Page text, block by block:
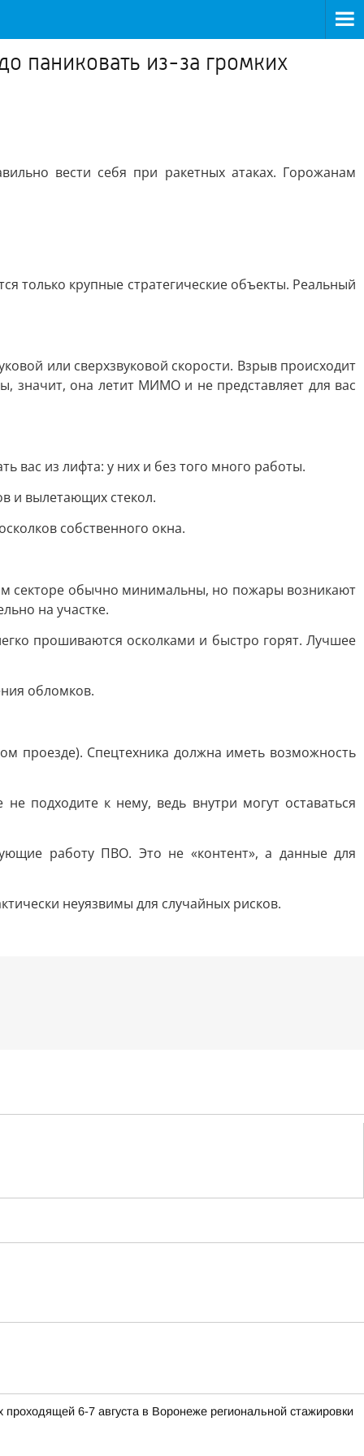
паниковать из-за громких
вести себя при ракетных атаках. Горожанам
только крупные стратегические объекты. Реальный
или сверхзвуковой скорости. Взрыв происходит
значит, она летит МИМО и не представляет для вас
вас из лифта: у них и без того много работы.
и вылетающих стекол.
собственного окна.
секторе обычно минимальны, но пожары возникают
на участке.
прошиваются осколками и быстро горят. Лучшее
обломков.
проезде). Спецтехника должна иметь возможность
подходите к нему, ведь внутри могут оставаться
работу ПВО. Это не «контент», а данные для
неуязвимы для случайных рисков.
6-7 августа в Воронеже региональной стажировки